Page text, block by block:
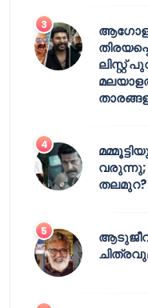
ആഗോള
ലിസ്റ്റ്
വരുന്നു;
തലമുറ?